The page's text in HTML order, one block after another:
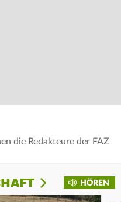
die Redakteure der FAZ
HÖREN